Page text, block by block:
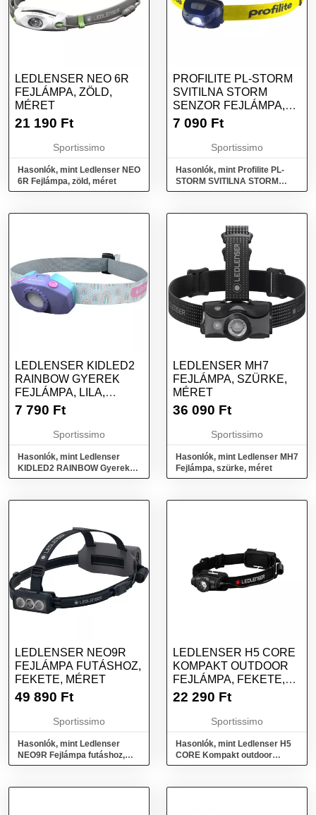
LEDLENSER NEO 6R
FEJLÁMPA, ZÖLD,
MÉRET
21 190 Ft
Sportissimo
Hasonlók, mint Ledlenser NEO
6R Fejlámpa, zöld, méret
PROFILITE PL-STORM
SVITILNA STORM
SENZOR FEJLÁMPA,
SÖTÉTSZÜRKE,
7 090 Ft
Sportissimo
Hasonlók, mint Profilite PL-
STORM SVITILNA STORM
SENZOR Fejlámpa,
LEDLENSER KIDLED2
RAINBOW GYEREK
FEJLÁMPA, LILA,
MÉRET
7 790 Ft
Sportissimo
Hasonlók, mint Ledlenser
KIDLED2 RAINBOW Gyerek
fejlámpa, lila, méret
LEDLENSER MH7
FEJLÁMPA, SZÜRKE,
MÉRET
36 090 Ft
Sportissimo
Hasonlók, mint Ledlenser MH7
Fejlámpa, szürke, méret
LEDLENSER NEO9R
FEJLÁMPA FUTÁSHOZ,
FEKETE, MÉRET
49 890 Ft
Sportissimo
Hasonlók, mint Ledlenser
NEO9R Fejlámpa futáshoz,
fekete, méret
LEDLENSER H5 CORE
KOMPAKT OUTDOOR
FEJLÁMPA, FEKETE,
MÉRET
22 290 Ft
Sportissimo
Hasonlók, mint Ledlenser H5
CORE Kompakt outdoor
fejlámpa, fekete, méret